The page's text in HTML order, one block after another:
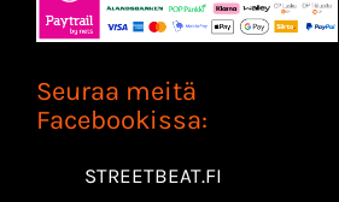
Seuraa meitä
Facebookissa:
STREETBEAT.FI